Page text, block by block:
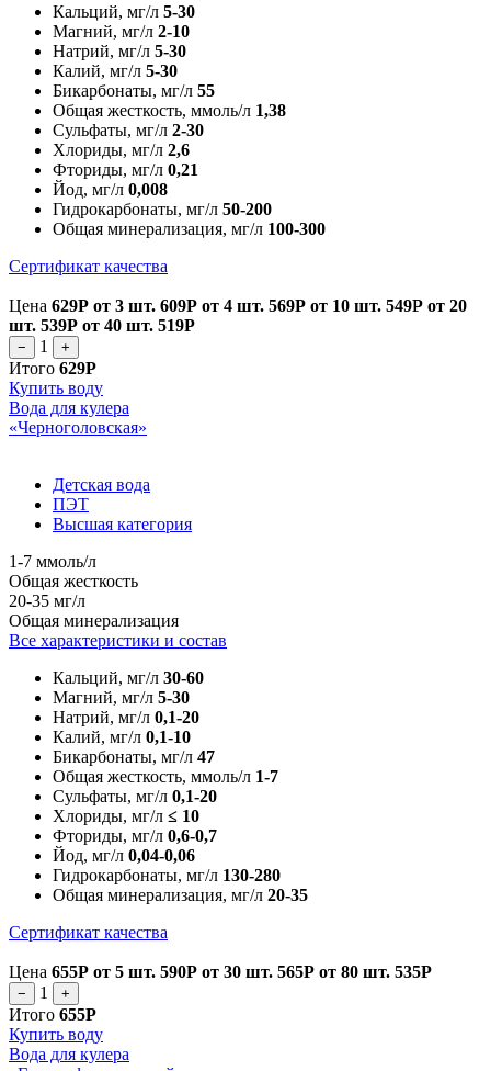
Кальций, мг/л 5-30
Магний, мг/л 2-10
Натрий, мг/л 5-30
Калий, мг/л 5-30
Бикарбонаты, мг/л 55
Общая жесткость, ммоль/л 1,38
Сульфаты, мг/л 2-30
Хлориды, мг/л 2,6
Фториды, мг/л 0,21
Йод, мг/л 0,008
Гидрокарбонаты, мг/л 50-200
Общая минерализация, мг/л 100-300
Сертификат качества
Цена 629Р от 3 шт. 609Р от 4 шт. 569Р от 10 шт. 549Р от 20
шт. 539Р от 40 шт. 519Р
− 1 +
Итого 629Р
Купить воду
Вода для кулера
«Черноголовская»
Детская вода
ПЭТ
Высшая категория
1-7 ммоль/л
Общая жесткость
20-35 мг/л
Общая минерализация
Все характеристики и состав
Кальций, мг/л 30-60
Магний, мг/л 5-30
Натрий, мг/л 0,1-20
Калий, мг/л 0,1-10
Бикарбонаты, мг/л 47
Общая жесткость, ммоль/л 1-7
Сульфаты, мг/л 0,1-20
Хлориды, мг/л ≤ 10
Фториды, мг/л 0,6-0,7
Йод, мг/л 0,04-0,06
Гидрокарбонаты, мг/л 130-280
Общая минерализация, мг/л 20-35
Сертификат качества
Цена 655Р от 5 шт. 590Р от 30 шт. 565Р от 80 шт. 535Р
− 1 +
Итого 655Р
Купить воду
Вода для кулера